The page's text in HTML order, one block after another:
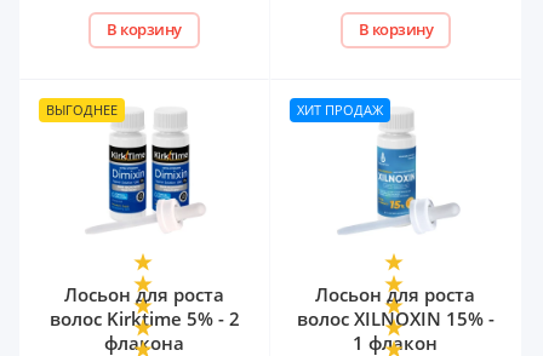
В корзину В корзину
ВЫГОДНЕЕ
Лосьон для роста
волос Kirktime 5% - 2
флакона
ХИТ ПРОДАЖ
Лосьон для роста
волос XILNOXIN 15% -
1 флакон